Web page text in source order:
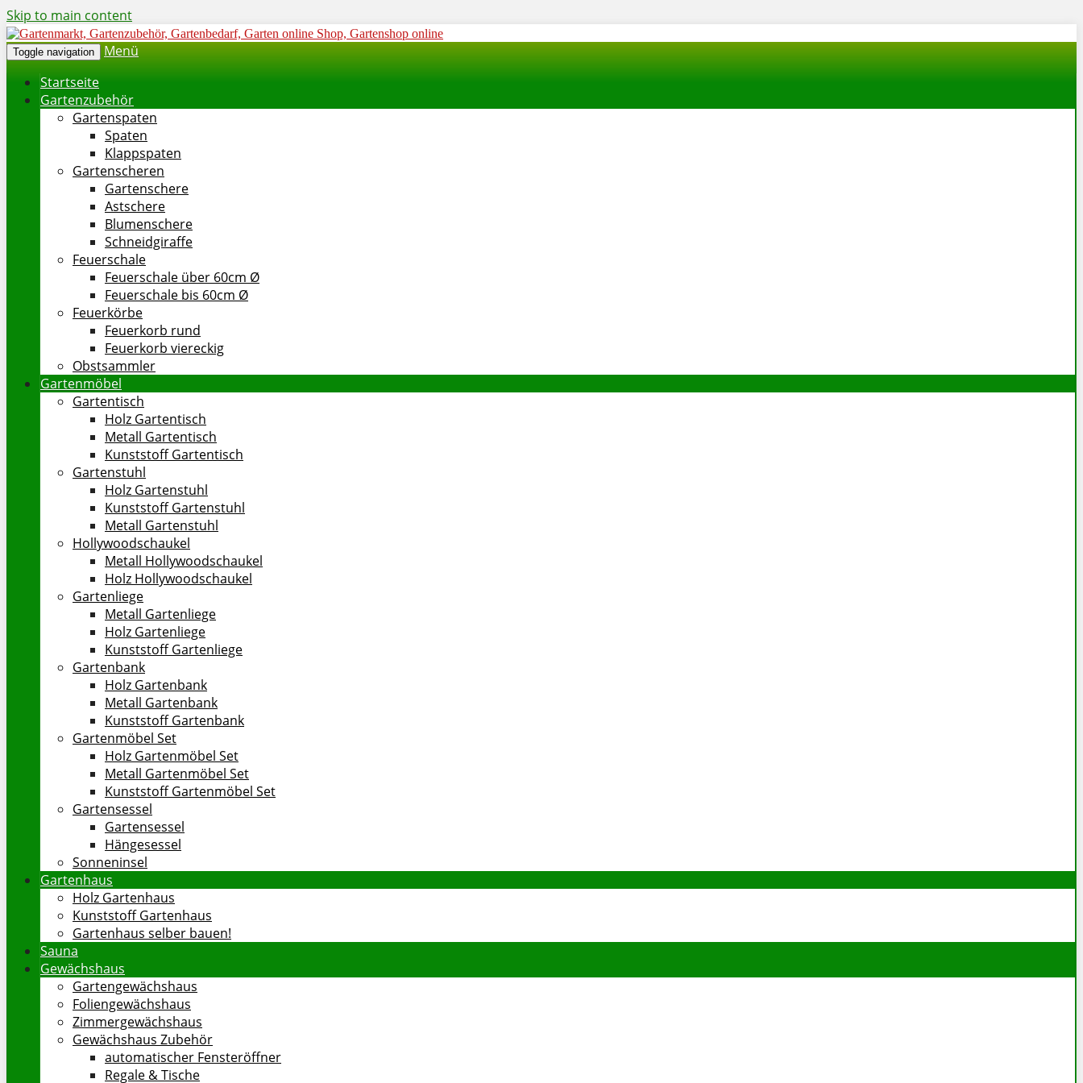
Skip to main content
Toggle navigation
Menü
Startseite
Gartenzubehör
Gartenspaten
Spaten
Klappspaten
Gartenscheren
Gartenschere
Astschere
Blumenschere
Schneidgiraffe
Feuerschale
Feuerschale über 60cm Ø
Feuerschale bis 60cm Ø
Feuerkörbe
Feuerkorb rund
Feuerkorb viereckig
Obstsammler
Gartenmöbel
Gartentisch
Holz Gartentisch
Metall Gartentisch
Kunststoff Gartentisch
Gartenstuhl
Holz Gartenstuhl
Kunststoff Gartenstuhl
Metall Gartenstuhl
Hollywoodschaukel
Metall Hollywoodschaukel
Holz Hollywoodschaukel
Gartenliege
Metall Gartenliege
Holz Gartenliege
Kunststoff Gartenliege
Gartenbank
Holz Gartenbank
Metall Gartenbank
Kunststoff Gartenbank
Gartenmöbel Set
Holz Gartenmöbel Set
Metall Gartenmöbel Set
Kunststoff Gartenmöbel Set
Gartensessel
Gartensessel
Hängesessel
Sonneninsel
Gartenhaus
Holz Gartenhaus
Kunststoff Gartenhaus
Gartenhaus selber bauen!
Sauna
Gewächshaus
Gartengewächshaus
Foliengewächshaus
Zimmergewächshaus
Gewächshaus Zubehör
automatischer Fensteröffner
Regale & Tische